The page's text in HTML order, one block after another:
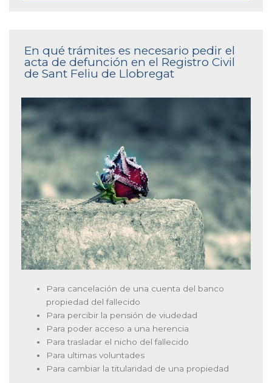
En qué trámites es necesario pedir el
acta de defunción en el Registro Civil
de Sant Feliu de Llobregat
Para cancelación de una cuenta del banco
propiedad del fallecido
Para percibir la pensión de viudedad
Para poder acceso a una herencia
Para trasladar el nicho del fallecido
Para ultimas voluntades
Para cambiar la titularidad de una propiedad